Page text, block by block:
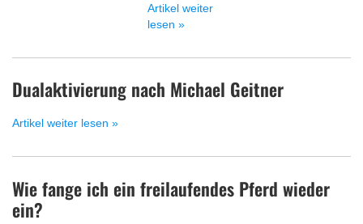
Artikel weiter
lesen »
Dualaktivierung nach Michael Geitner
Artikel weiter lesen »
Wie fange ich ein freilaufendes Pferd wieder
ein?